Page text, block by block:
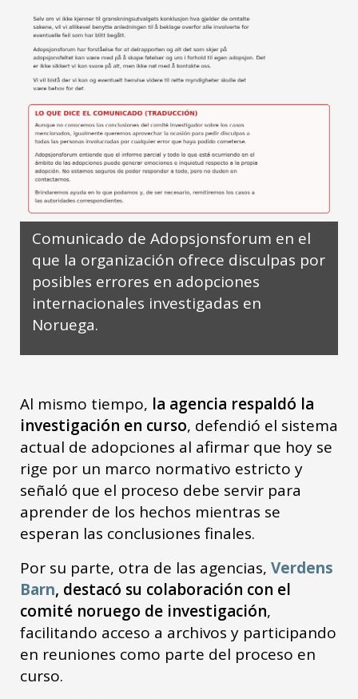
Comunicado de Adopsjonsforum en el
que la organización ofrece disculpas por
posibles errores en adopciones
internacionales investigadas en
Noruega.
Al mismo tiempo, la agencia respaldó la
investigación en curso, defendió el sistema
actual de adopciones al afirmar que hoy se
rige por un marco normativo estricto y
señaló que el proceso debe servir para
aprender de los hechos mientras se
esperan las conclusiones finales.
Por su parte, otra de las agencias, Verdens
Barn, destacó su colaboración con el
comité noruego de investigación,
facilitando acceso a archivos y participando
en reuniones como parte del proceso en
curso.